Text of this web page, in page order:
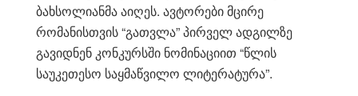
ბახსოლიანმა აიღეს. ავტორები მცირე
რომანისთვის “გათვლა” პირველ ადგილზე
გავიდნენ კონკურსში ნომინაციით “წლის
საუკეთესო საყმაწვილო ლიტერატურა”.